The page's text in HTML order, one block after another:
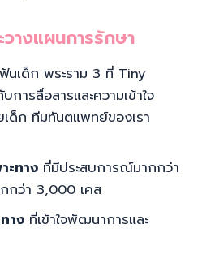
างแผนการรักษา
นเด็ก พระราม 3 ที่ Tiny
ารสื่อสารและความเข้าใจ
ด็ก ทีมทันตแพทย์ของเรา
ทาง ที่มีประสบการณ์มากกว่า
กว่า 3,000 เคส
าง ที่เข้าใจพัฒนาการและ